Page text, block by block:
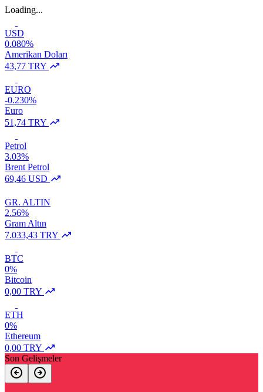
Loading...
USD
0.080%
Amerikan Doları
43,77 TRY
EURO
-0.230%
Euro
51,74 TRY
Petrol
3.03%
Brent Petrol
69,46 USD
GR. ALTIN
2.56%
Gram Altın
7.033,43 TRY
BTC
0%
Bitcoin
0,00 TRY
ETH
0%
Ethereum
0,00 TRY
Son Gelişmeler